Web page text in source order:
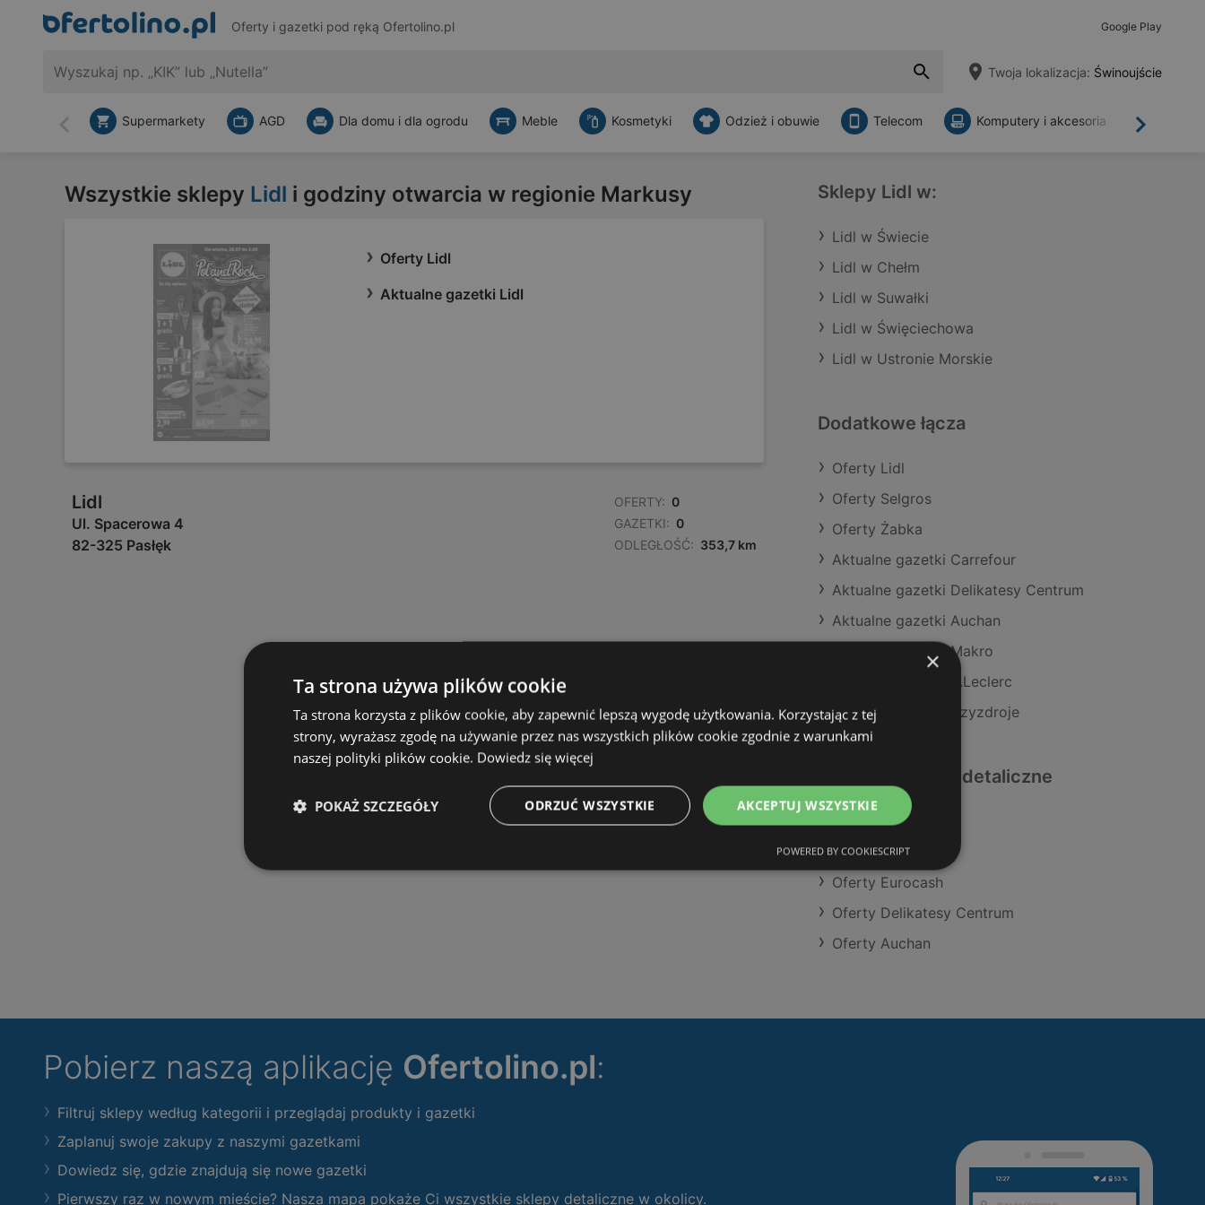
Oferty i gazetki pod ręką Ofertolino.pl Google Play
Twoja lokalizacja: Świnoujście
Wstecz Dalej
Supermarkety AGD Dla domu i dla ogrodu Meble Kosmetyki Odzież i obuwie Telecom Komputery i akcesoria
Wszystkie sklepy Lidl i godziny otwarcia w regionie Markusy
Oferty Lidl
Aktualne gazetki Lidl
Lidl
Ul. Spacerowa 4
82-325 Pasłęk
OFERTY: 0
GAZETKI: 0
ODLEGŁOŚĆ: 353,7 km
Sklepy Lidl w:
Lidl w Świecie
Lidl w Chełm
Lidl w Suwałki
Lidl w Święciechowa
Lidl w Ustronie Morskie
Dodatkowe łącza
Oferty Lidl
Oferty Selgros
Oferty Żabka
Aktualne gazetki Carrefour
Aktualne gazetki Delikatesy Centrum
Aktualne gazetki Auchan
Aktualne gazetki Makro
Aktualne gazetki E.Leclerc
Sklepy Lidl w Międzyzdroje
Podobne sklepy detaliczne
Oferty Aldi
Oferty Makro
Oferty Eurocash
Oferty Delikatesy Centrum
Oferty Auchan
Pobierz naszą aplikację Ofertolino.pl:
Filtruj sklepy według kategorii i przeglądaj produkty i gazetki
Zaplanuj swoje zakupy z naszymi gazetkami
Dowiedz się, gdzie znajdują się nowe gazetki
Pierwszy raz w nowym mieście? Nasza mapa pokaże Ci wszystkie sklepy detaliczne w okolicy.
×
Ta strona używa plików cookie
Ta strona korzysta z plików cookie, aby zapewnić lepszą wygodę użytkowania. Korzystając z tej
strony, wyrażasz zgodę na używanie przez nas wszystkich plików cookie zgodnie z warunkami
naszej polityki plików cookie. Dowiedz się więcej
AKCEPTUJ WSZYSTKIE
ODRZUĆ WSZYSTKIE
POKAŻ SZCZEGÓŁY
POWERED BY COOKIESCRIPT